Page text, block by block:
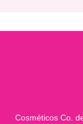
Cosméticos Co.